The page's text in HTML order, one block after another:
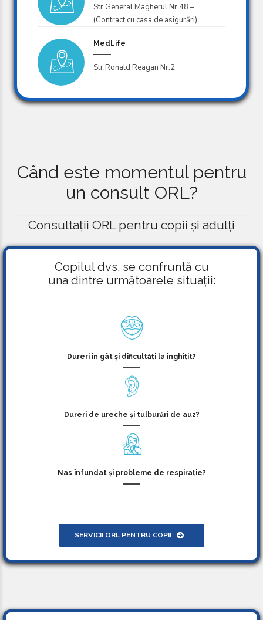
Str.General Magherul Nr.48 –
(Contract cu casa de asigurări)
MedLife
Str.Ronald Reagan Nr.2
Când este momentul pentru
un consult ORL?
Consultații ORL pentru copii și adulți
Copilul dvs. se confruntă cu
una dintre următoarele situații:
Dureri în gât și dificultăți la înghițit?
Dureri de ureche și tulburări de auz?
Nas înfundat și probleme de respirație?
SERVICII ORL PENTRU COPII